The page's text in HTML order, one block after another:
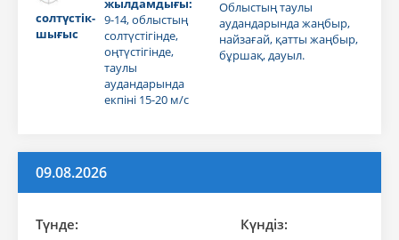
солтүстік-
шығыс
жылдамдығы:
9-14, облыстың
солтүстігінде,
оңтүстігінде,
таулы
аудандарында
екпіні 15-20 м/с
Облыстың таулы
аудандарында жаңбыр,
найзағай, қатты жаңбыр,
бұршақ, дауыл.
09.08.2026
Түнде:
Күндiз: